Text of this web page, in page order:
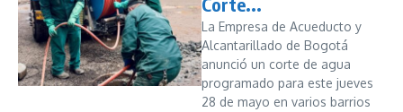
La Empresa de Acueducto y
Alcantarillado de Bogotá
anunció un corte de agua
programado para este jueves
28 de mayo en varios barrios